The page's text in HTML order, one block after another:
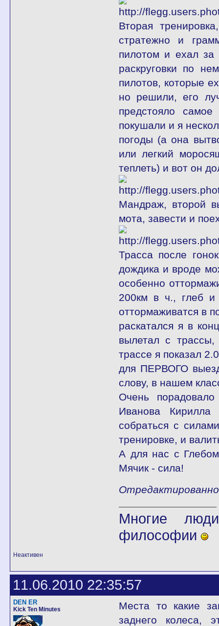
Вторая
стратежно и
пилотом и ехал
раскруговки по
пилотов, которые
но решили, его
предстояло
покушали и я
погоды (а она
или легкий
теплеть) и вот он
Мандраж, второй
мота, завести и
Трасса после
дождика и вроде
особенно
200км в ч., глеб и
оттормаживатся в
раскатался я в
вылетал с
трассе я показал
для ПЕРВОГО
слову, в нашем
Очень
Иванова
собраться с
тренировке, и
А для нас с
Мячик - сила!
Многие
философии
Неактивен
11.06.2010 22:35:57
DEN ER
Kick Ten Minutes
Места то какие
заднего колеса,